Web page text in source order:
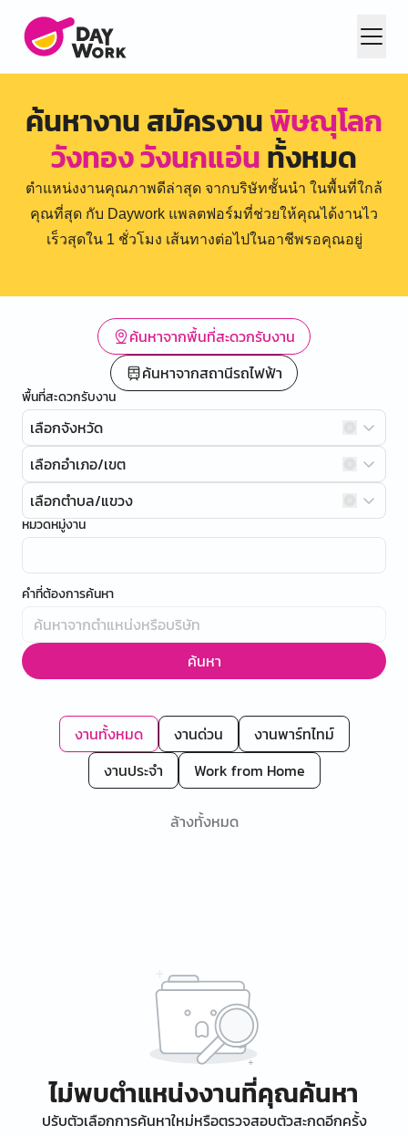
ค้นหางาน สมัครงานพิษณุโลก
วังทอง วังนกแอ่นทั้งหมด
ตำแหน่งงานคุณภาพดีล่าสุด จากบริษัทชั้นนำ ในพื้นที่ใกล้
คุณที่สุด กับ Daywork แพลตฟอร์มที่ช่วยให้คุณได้งานไว
เร็วสุดใน 1 ชั่วโมง เส้นทางต่อไปในอาชีพรอคุณอยู่
ค้นหาจากพื้นที่สะดวกรับงาน
ค้นหาจากสถานีรถไฟฟ้า
พื้นที่สะดวกรับงาน
เลือกจังหวัด
เลือกอำเภอ/เขต
เลือกตำบล/แขวง
หมวดหมู่งาน
คำที่ต้องการค้นหา
ค้นหา
งานทั้งหมด งานด่วน
งานพาร์ทไทม์
งานประจำ
Work from Home
ล้างทั้งหมด
ไม่พบตำแหน่งงานที่คุณค้นหา
ปรับตัวเลือกการค้นหาใหม่หรือตรวจสอบตัวสะกดอีกครั้ง